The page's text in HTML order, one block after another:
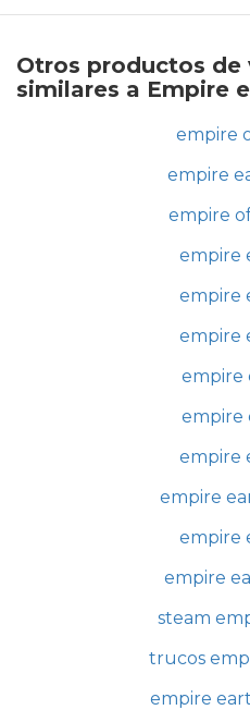
Otros productos de
similares a Empire
empire
empire
empire
empire
empire
empire
empire
empire
empire
empire
empire
empire
steam
trucos
empire